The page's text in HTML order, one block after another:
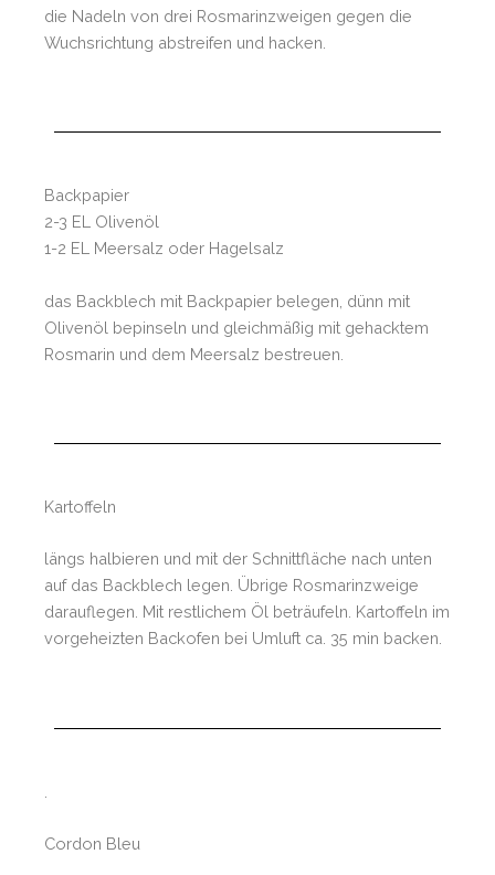
die Nadeln von drei Rosmarinzweigen gegen die
Wuchsrichtung abstreifen und hacken.
Backpapier
2-3 EL Olivenöl
1-2 EL Meersalz oder Hagelsalz
das Backblech mit Backpapier belegen, dünn mit
Olivenöl bepinseln und gleichmäßig mit gehacktem
Rosmarin und dem Meersalz bestreuen.
Kartoffeln
längs halbieren und mit der Schnittfläche nach unten
auf das Backblech legen. Übrige Rosmarinzweige
darauflegen. Mit restlichem Öl beträufeln. Kartoffeln im
vorgeheizten Backofen bei Umluft ca. 35 min backen.
Cordon Bleu